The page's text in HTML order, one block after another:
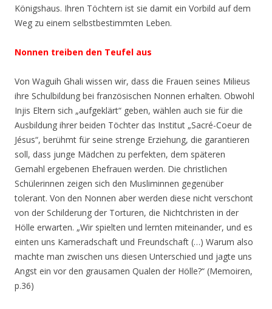
Königshaus. Ihren Töchtern ist sie damit ein Vorbild auf dem
Weg zu einem selbstbestimmten Leben.
Nonnen treiben den Teufel aus
Von Waguih Ghali wissen wir, dass die Frauen seines Milieus
ihre Schulbildung bei französischen Nonnen erhalten. Obwohl
Injis Eltern sich „aufgeklärt“ geben, wählen auch sie für die
Ausbildung ihrer beiden Töchter das Institut „Sacré-Coeur de
Jésus“, berühmt für seine strenge Erziehung, die garantieren
soll, dass junge Mädchen zu perfekten, dem späteren
Gemahl ergebenen Ehefrauen werden. Die christlichen
Schülerinnen zeigen sich den Musliminnen gegenüber
tolerant. Von den Nonnen aber werden diese nicht verschont
von der Schilderung der Torturen, die Nichtchristen in der
Hölle erwarten. „Wir spielten und lernten miteinander, und es
einten uns Kameradschaft und Freundschaft (…) Warum also
machte man zwischen uns diesen Unterschied und jagte uns
Angst ein vor den grausamen Qualen der Hölle?“ (Memoiren,
p.36)